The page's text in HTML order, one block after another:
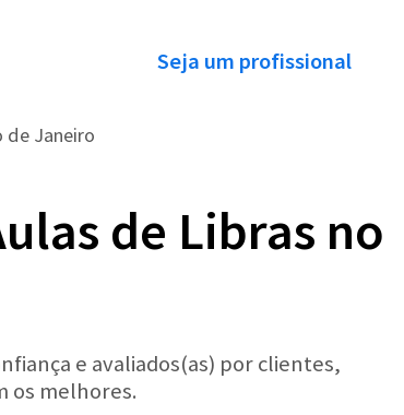
Seja um profissional
de Janeiro
de Libras no
e avaliados(as) por clientes,
os melhores.